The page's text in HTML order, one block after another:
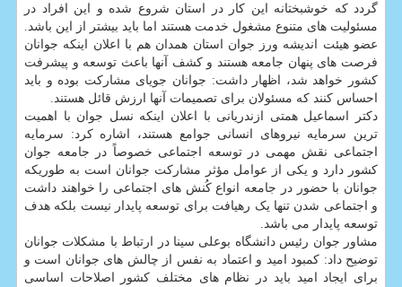
گردد که خوشبختانه این کار در استان شروع شده و این افراد در
مسئولیت های متنوع مشغول خدمت هستند اما باید بیشتر از این باشد.
عضو هیئت اندیشه ورز جوان استان همدان هم با اعلان اینکه جوانان
فرصت های پنهان جامعه هستند و کشف آنها باعث توسعه و پیشرفت
کشور خواهد شد، اظهار داشت: جوانان جویای مشارکت بوده و باید
احساس کنند که مسئولان برای تصمیمات آنها ارزش قائل هستند.
دکتر اسماعیل همتی ازندریانی با اعلان اینکه نسل جوان با اهمیت
ترین سرمایه نیروهای انسانی جوامع هستند، اشاره کرد: سرمایه
اجتماعی نقش مهمی در توسعه اجتماعی خصوصاً در جامعه جوان
کشور دارد و یکی از عوامل مؤثر مشارکت جوانان است به طوریکه
جوانان با حضور در جامعه انواع کُنش های اجتماعی را خواهند داشت
و اجتماعی شدن تنها یک رهیافت برای توسعه پایدار نیست بلکه هدف
توسعه پایدار می باشد.
مشاور جوان رئیس دانشگاه بوعلی سینا در ارتباط با مشکلات جوانان
توضیح داد: کمبود امید و اعتماد به نفس از چالش های جوانان است و
برای ایجاد امید باید در نظام های مختلف کشور اصلاحات اساسی